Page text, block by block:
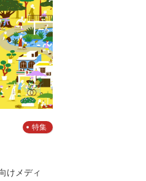
特集
けメディ